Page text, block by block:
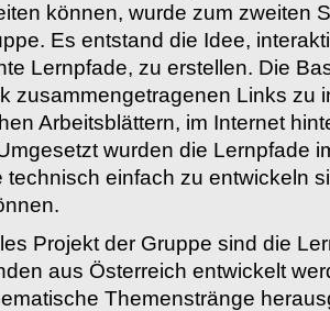
können, wurde zum zweiten
Es entstand die Idee,
Lernpfade, zu erstellen. Die
zusammengetragenen Links zu
Arbeitsblättern, im Internet
wurden die Lernpfade
technisch einfach zu entwickeln
Projekt der Gruppe sind die
aus Österreich entwickelt
Themenstränge